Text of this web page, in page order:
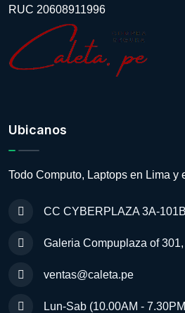
RUC 20608911996
Ubicanos
Todo Computo, Laptops en Lima y
CC CYBERPLAZA 3A-
Galeria Compuplaza of
ventas@caleta.pe
Lun-Sab (10.00AM -